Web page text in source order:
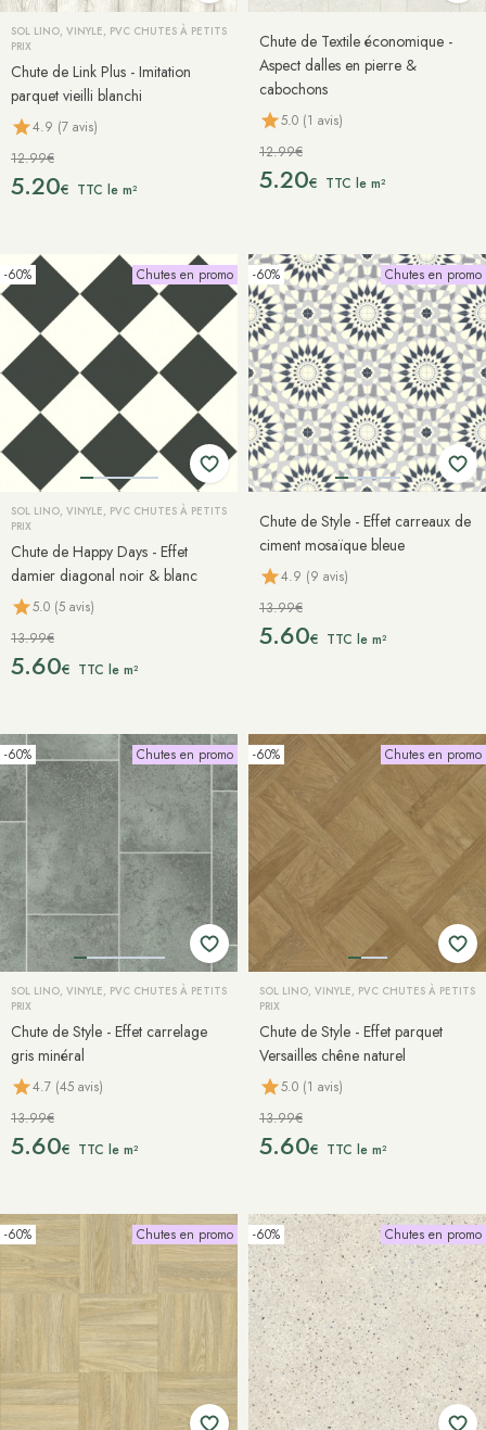
SOL LINO, VINYLE, PVC CHUTES À PETITS
PRIX
Chute de Link Plus - Imitation
parquet vieilli blanchi
4.9 (7 avis)
12.99€
5.20€ TTC le m²
Chute de Textile économique -
Aspect dalles en pierre &
cabochons
5.0 (1 avis)
12.99€
5.20€ TTC le m²
-60% Chutes en promo
SOL LINO, VINYLE, PVC CHUTES À PETITS
PRIX
Chute de Happy Days - Effet
damier diagonal noir & blanc
5.0 (5 avis)
13.99€
5.60€ TTC le m²
-60% Chutes en promo
Chute de Style - Effet carreaux de
ciment mosaïque bleue
4.9 (9 avis)
13.99€
5.60€ TTC le m²
-60% Chutes en promo
SOL LINO, VINYLE, PVC CHUTES À PETITS
PRIX
Chute de Style - Effet carrelage
gris minéral
4.7 (45 avis)
13.99€
5.60€ TTC le m²
-60% Chutes en promo
SOL LINO, VINYLE, PVC CHUTES À PETITS
PRIX
Chute de Style - Effet parquet
Versailles chêne naturel
5.0 (1 avis)
13.99€
5.60€ TTC le m²
-60% Chutes en promo -60% Chutes en promo